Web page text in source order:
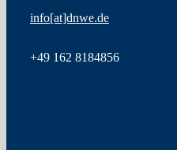
info[at]dnwe.de
+49 162 8184856